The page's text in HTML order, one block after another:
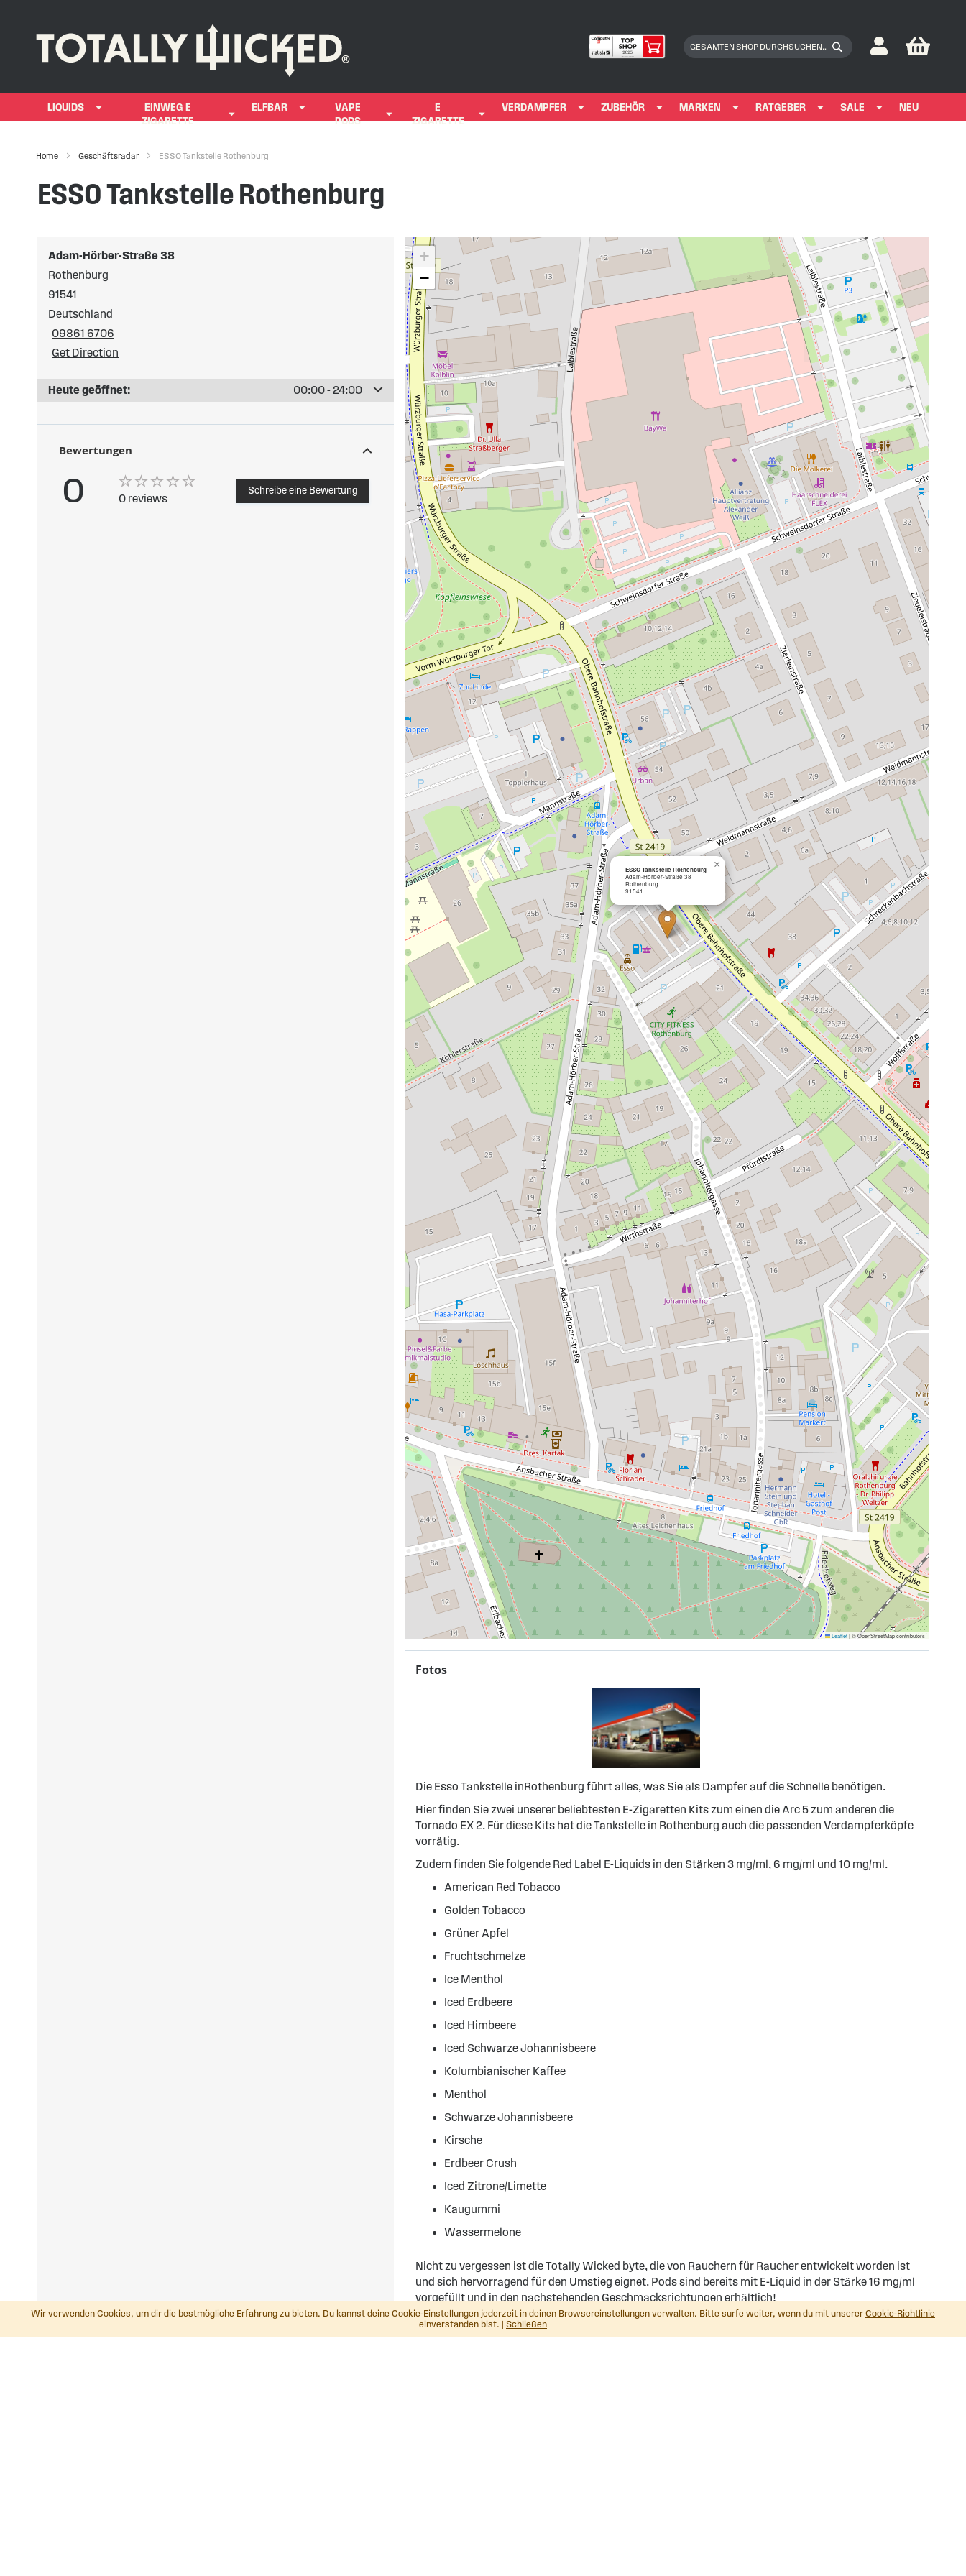
Wir verwenden Cookies, um dir die bestmögliche Erfahrung zu bieten. Du kannst deine Cookie-Einstellungen jederzeit in deinen Browsereinstellungen verwalten. Bitte surfe weiter, wenn du mit unserer Cookie-Richtlinie
einverstanden bist. | Schließen
Suchen
My
LIQUIDS
EINWEG E
ZIGARETTE
ELFBAR
VAPE
PODS
E
ZIGARETTE
VERDAMPFER ZUBEHÖR MARKEN RATGEBER SALE NEU
Home Geschäftsradar ESSO Tankstelle Rothenburg
ESSO Tankstelle Rothenburg
Adam-Hörber-Straße 38
Rothenburg
91541
Deutschland
09861 6706
Get Direction
Heute geöffnet: 00:00 - 24:00
Bewertungen
0 0 reviews
Schreibe eine Bewertung
ESSO Tankstelle Rothenburg
Adam-Hörber-Straße 38
Rothenburg
91541
×
+
−
Leaflet|© OpenStreetMap contributors
Fotos
Die Esso Tankstelle inRothenburg führt alles, was Sie als Dampfer auf die Schnelle benötigen.
Hier finden Sie zwei unserer beliebtesten E-Zigaretten Kits zum einen die Arc 5 zum anderen die
Tornado EX 2. Für diese Kits hat die Tankstelle in Rothenburg auch die passenden Verdampferköpfe
vorrätig.
Zudem finden Sie folgende Red Label E-Liquids in den Stärken 3 mg/ml, 6 mg/ml und 10 mg/ml.
American Red Tobacco
Golden Tobacco
Grüner Apfel
Fruchtschmelze
Ice Menthol
Iced Erdbeere
Iced Himbeere
Iced Schwarze Johannisbeere
Kolumbianischer Kaffee
Menthol
Schwarze Johannisbeere
Kirsche
Erdbeer Crush
Iced Zitrone/Limette
Kaugummi
Wassermelone
Nicht zu vergessen ist die Totally Wicked byte, die von Rauchern für Raucher entwickelt worden ist
und sich hervorragend für den Umstieg eignet. Pods sind bereits mit E-Liquid in der Stärke 16 mg/ml
vorgefüllt und in den nachstehenden Geschmacksrichtungen erhältlich!
Beeren Mix